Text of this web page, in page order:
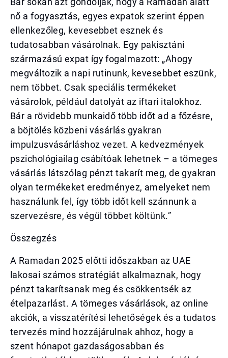
nő a fogyasztás, egyes expatok szerint éppen
ellenkezőleg, kevesebbet esznek és
tudatosabban vásárolnak. Egy pakisztáni
származású expat így fogalmazott: „Ahogy
megváltozik a napi rutinunk, kevesebbet eszünk,
nem többet. Csak speciális termékeket
vásárolok, például datolyát az iftari italokhoz.
Bár a rövidebb munkaidő több időt ad a főzésre,
a böjtölés közbeni vásárlás gyakran
impulzusvásárláshoz vezet. A kedvezmények
pszichológiailag csábítóak lehetnek – a tömeges
vásárlás látszólag pénzt takarít meg, de gyakran
olyan termékeket eredményez, amelyeket nem
használunk fel, így több időt kell szánnunk a
szervezésre, és végül többet költünk.”
Összegzés
A Ramadan 2025 előtti időszakban az UAE
lakosai számos stratégiát alkalmaznak, hogy
pénzt takarítsanak meg és csökkentsék az
ételpazarlást. A tömeges vásárlások, az online
akciók, a visszatérítési lehetőségek és a tudatos
tervezés mind hozzájárulnak ahhoz, hogy a
szent hónapot gazdaságosabban és